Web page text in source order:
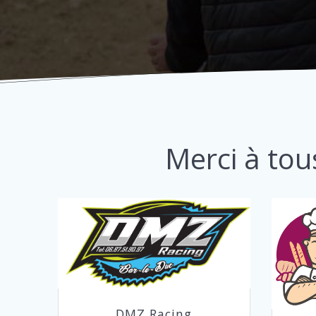
Merci à